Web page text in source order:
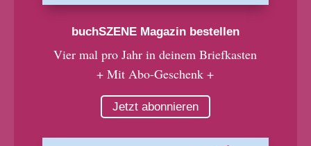
buchSZENE Magazin bestellen
Vier mal pro Jahr in deinem Briefkasten
+ Mit Abo-Geschenk +
Jetzt abonnieren